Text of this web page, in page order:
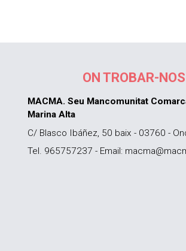
ON TROBAR-NOS
MACMA. Seu Mancomunitat
Marina Alta
C/ Blasco Ibáñez, 50 baix - 03760 -
Tel. 965757237 - Email: